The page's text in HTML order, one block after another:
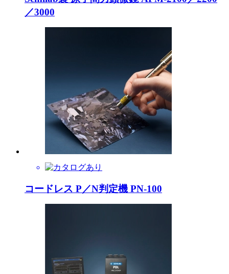
／3000
コードレス P／N判定機 PN-100